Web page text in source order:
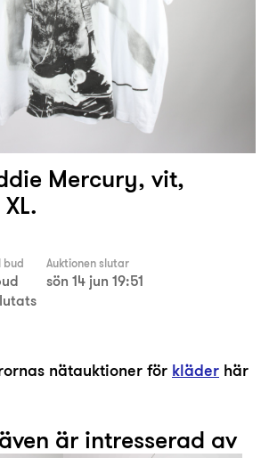
Mercury, vit,
bud Auktionen slutar
sön 14 jun 19:51
nätauktioner för kläder här
är intresserad av